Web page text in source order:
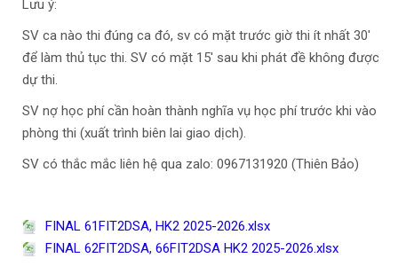
Lưu ý:
SV ca nào thi đúng ca đó, sv có mặt trước giờ thi ít nhất 30'
để làm thủ tục thi. SV có mặt 15' sau khi phát đề không được
dự thi.
SV nợ học phí cần hoàn thành nghĩa vụ học phí trước khi vào
phòng thi (xuất trình biên lai giao dịch).
SV có thắc mắc liên hệ qua zalo: 0967131920 (Thiên Bảo)
FINAL 61FIT2DSA, HK2 2025-2026.xlsx
FINAL 62FIT2DSA, 66FIT2DSA HK2 2025-2026.xlsx